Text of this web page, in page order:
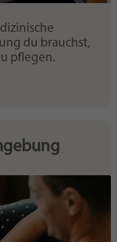
du brauchst,
pflegen.